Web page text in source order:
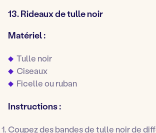
13. Rideaux de tulle noir
Matériel :
Tulle noir
Ciseaux
Ficelle ou ruban
Instructions :
Coupez des bandes de tulle noir de